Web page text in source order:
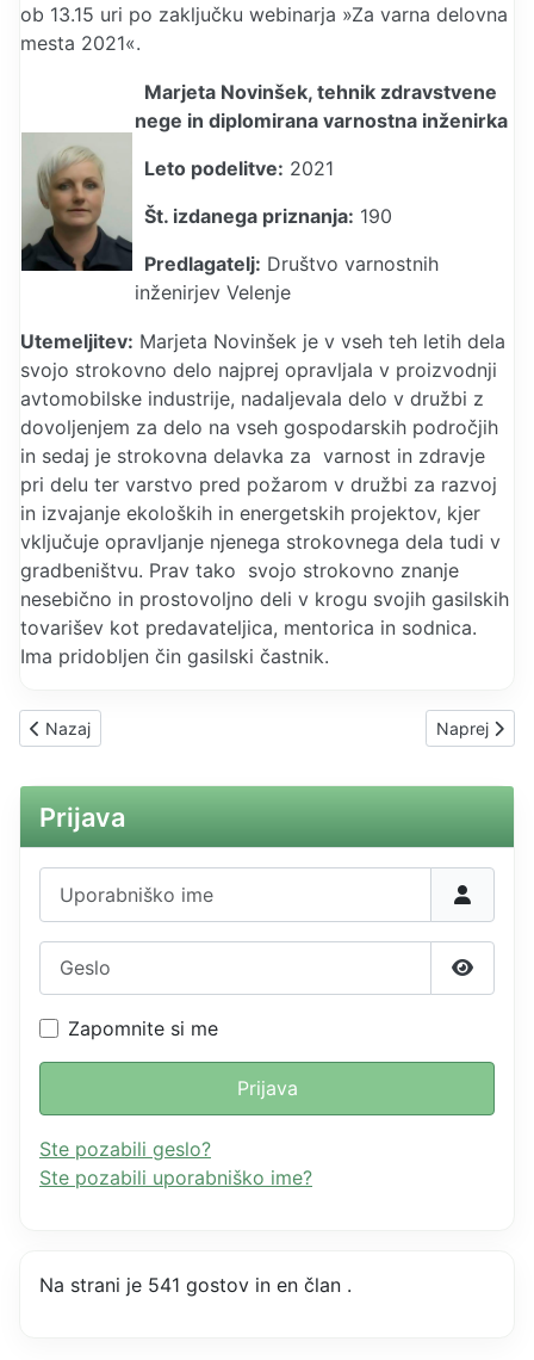
ob 13.15 uri po zaključku webinarja »Za varna delovna
mesta 2021«.
Marjeta Novinšek, tehnik zdravstvene
nege in diplomirana varnostna inženirka
Leto podelitve: 2021
Št. izdanega priznanja: 190
Predlagatelj: Društvo varnostnih
inženirjev Velenje
Utemeljitev: Marjeta Novinšek je v vseh teh letih dela
svojo strokovno delo najprej opravljala v proizvodnji
avtomobilske industrije, nadaljevala delo v družbi z
dovoljenjem za delo na vseh gospodarskih področjih
in sedaj je strokovna delavka za varnost in zdravje
pri delu ter varstvo pred požarom v družbi za razvoj
in izvajanje ekoloških in energetskih projektov, kjer
vključuje opravljanje njenega strokovnega dela tudi v
gradbeništvu. Prav tako svojo strokovno znanje
nesebično in prostovoljno deli v krogu svojih gasilskih
tovarišev kot predavateljica, mentorica in sodnica.
Ima pridobljen čin gasilski častnik.
Prejšnji prispevek: Vabilo na seminar za koordinatorje in
Nazaj Naslednji
Naprej
Prijava
Uporabniško ime
Zapomnite si me
Prijava
Ste pozabili geslo?
Ste pozabili uporabniško ime?
Na strani je 541 gostov in en član .